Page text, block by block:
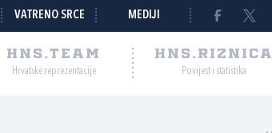
VATRENO SRCE MEDIJI
HNS.TEAM
Hrvatske reprezentacije
HNS.RIZNICA
Povijest i statistika